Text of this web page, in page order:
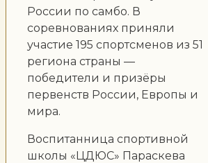
России по самбо. В
соревнованиях приняли
участие 195 спортсменов из 51
региона страны —
победители и призёры
первенств России, Европы и
мира.
Воспитанница спортивной
школы «ЦДЮС» Параскева